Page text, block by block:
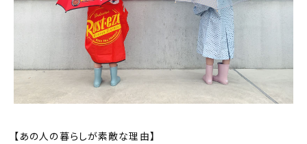
インテリア
【あの人の暮らしが素敵な理由】